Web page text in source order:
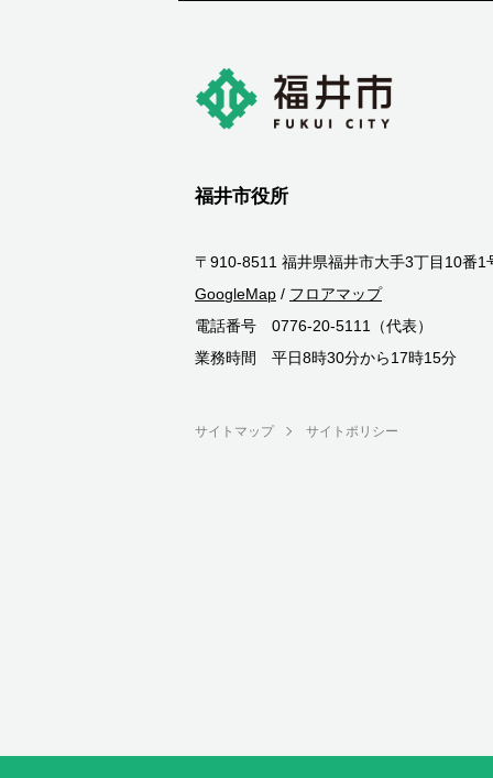
福井市役所
〒910-8511 福井県福井市大手3丁目10番1
GoogleMap / フロアマップ
電話番号 0776-20-5111（代表）
業務時間 平日8時30分から17時15分
サイトマップ サイトポリシー